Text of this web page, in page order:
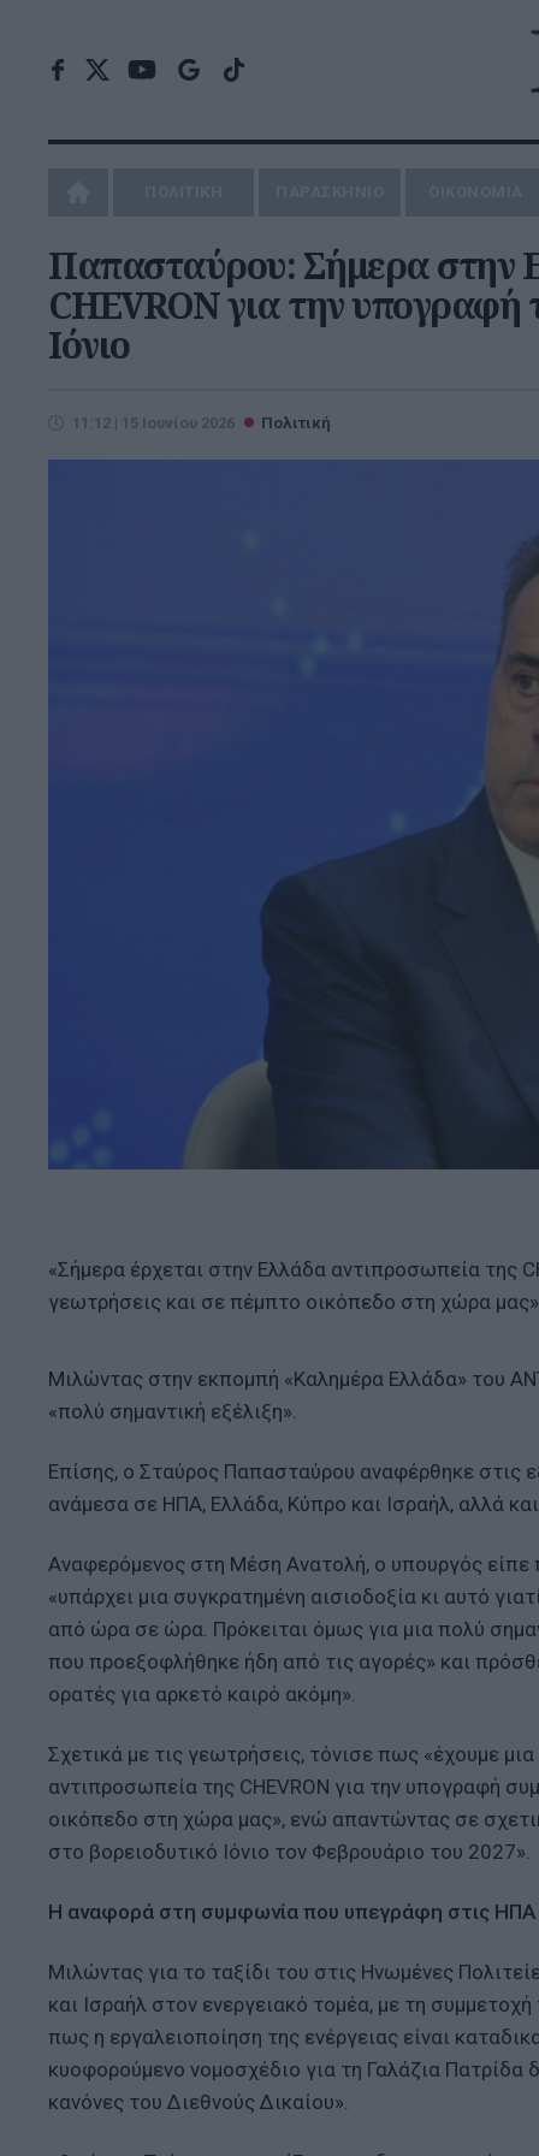
Παπασταύρου: Σήμερα στην
CHEVRON για την υπογραφή
Ιόνιο
11:12 | 15 Ιουνίου 2026 Πολιτική
«Σήμερα έρχεται στην Ελλάδα αντιπροσωπεία της
γεωτρήσεις και σε πέμπτο οικόπεδο στη χώρα
Μιλώντας στην εκπομπή «Καλημέρα Ελλάδα» του
«πολύ σημαντική εξέλιξη».
Επίσης, ο Σταύρος Παπασταύρου αναφέρθηκε στις
ανάμεσα σε ΗΠΑ, Ελλάδα, Κύπρο και Ισραήλ, αλλά
Αναφερόμενος στη Μέση Ανατολή, ο υπουργός
«υπάρχει μια συγκρατημένη αισιοδοξία κι αυτό
από ώρα σε ώρα. Πρόκειται όμως για μια πολύ
που προεξοφλήθηκε ήδη από τις αγορές» και
ορατές για αρκετό καιρό ακόμη».
Σχετικά με τις γεωτρήσεις, τόνισε πως «έχουμε
αντιπροσωπεία της CHEVRON για την υπογραφή
οικόπεδο στη χώρα μας», ενώ απαντώντας σε
στο βορειοδυτικό Ιόνιο τον Φεβρουάριο του 2027».
Η αναφορά στη συμφωνία που υπεγράφη στις ΗΠΑ
Μιλώντας για το ταξίδι του στις Ηνωμένες
και Ισραήλ στον ενεργειακό τομέα, με τη
πως η εργαλειοποίηση της ενέργειας είναι
κυοφορούμενο νομοσχέδιο για τη Γαλάζια
κανόνες του Διεθνούς Δικαίου».